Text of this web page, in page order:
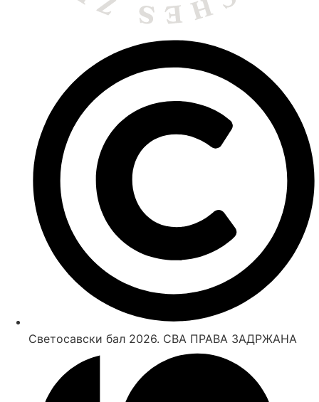
Светосавски бал 2026. СВА ПРАВА ЗАДРЖАНА